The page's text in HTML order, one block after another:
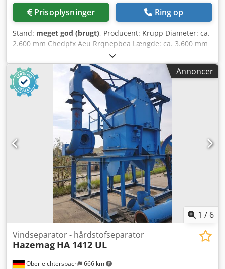
Prisoplysninger Ring op
Stand: meget god (brugt), Producent: Krupp Diameter: ca.
2.600 mm Chedpfx Aeu Rrqnepbea Længde: ca. 3.600 mm
Drev: 400 kW AEG Vægt: ca. 18 t Kan også anvendes som
kuglemølle Brugte slibestænger kan tilkøbes
Reservetandkrans, uboret
Annoncer
1 / 6
Oberleichtersbach 666 km
Vindseparator - hårdstofseparator
Hazemag HA 1412 UL